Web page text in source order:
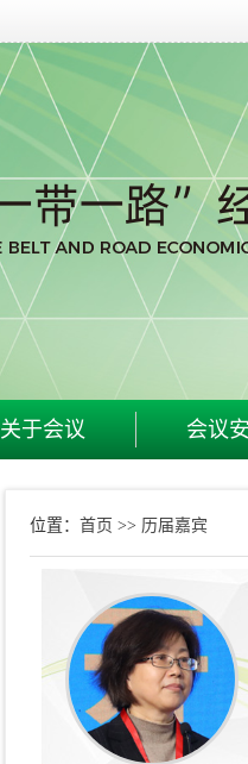
关于会议 会议
位置： 首页 >> 历届嘉宾